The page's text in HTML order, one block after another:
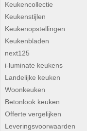
Keukencollectie
Keukenstijlen
Keukenopstellingen
Keukenbladen
next125
i-luminate keukens
Landelijke keuken
Woonkeuken
Betonlook keuken
Offerte vergelijken
Leveringsvoorwaarden